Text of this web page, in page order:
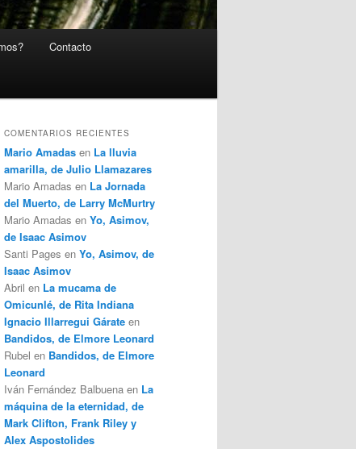
Contacto
COMENTARIOS RECIENTES
Mario Amadas en La lluvia
amarilla, de Julio Llamazares
Mario Amadas en La Jornada
del Muerto, de Larry McMurtry
Mario Amadas en Yo, Asimov,
de Isaac Asimov
Santi Pages en Yo, Asimov, de
Isaac Asimov
Abril en La mucama de
Omicunlé, de Rita Indiana
Ignacio Illarregui Gárate en
Bandidos, de Elmore Leonard
Rubel en Bandidos, de Elmore
Leonard
Iván Fernández Balbuena en La
máquina de la eternidad, de
Mark Clifton, Frank Riley y
Alex Aspostolides